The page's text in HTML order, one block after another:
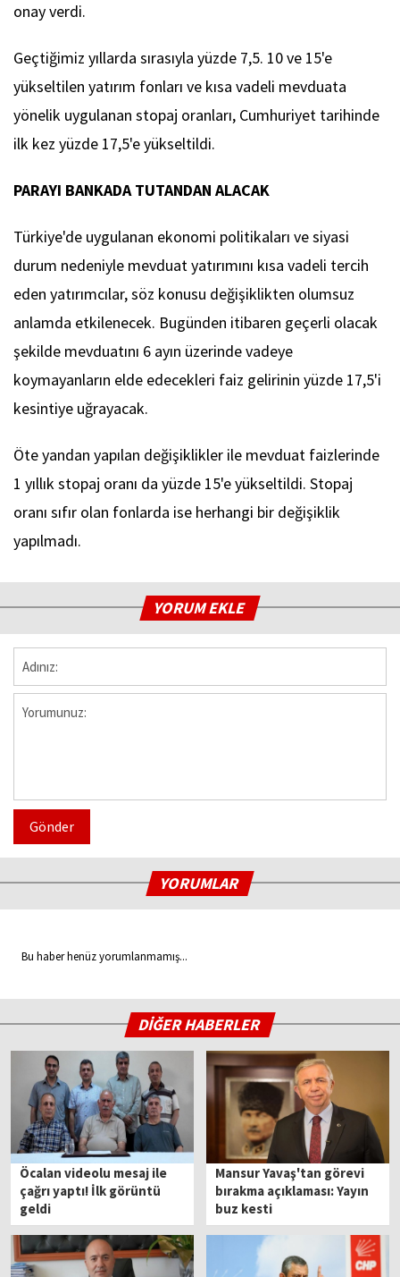
onay verdi.
Geçtiğimiz yıllarda sırasıyla yüzde 7,5. 10 ve 15'e
yükseltilen yatırım fonları ve kısa vadeli mevduata
yönelik uygulanan stopaj oranları, Cumhuriyet tarihinde
ilk kez yüzde 17,5'e yükseltildi.
PARAYI BANKADA TUTANDAN ALACAK
Türkiye'de uygulanan ekonomi politikaları ve siyasi
durum nedeniyle mevduat yatırımını kısa vadeli tercih
eden yatırımcılar, söz konusu değişiklikten olumsuz
anlamda etkilenecek. Bugünden itibaren geçerli olacak
şekilde mevduatını 6 ayın üzerinde vadeye
koymayanların elde edecekleri faiz gelirinin yüzde 17,5'i
kesintiye uğrayacak.
Öte yandan yapılan değişiklikler ile mevduat faizlerinde
1 yıllık stopaj oranı da yüzde 15'e yükseltildi. Stopaj
oranı sıfır olan fonlarda ise herhangi bir değişiklik
yapılmadı.
YORUM EKLE
Gönder
YORUMLAR
Bu haber henüz yorumlanmamış...
DİĞER HABERLER
Öcalan videolu mesaj ile
çağrı yaptı! İlk görüntü
geldi
Mansur Yavaş'tan görevi
bırakma açıklaması: Yayın
buz kesti